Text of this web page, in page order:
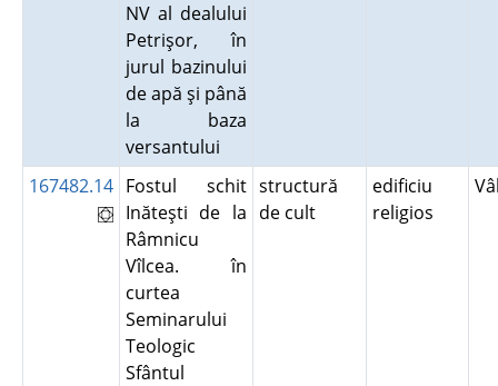
NV al dealului
Petrişor, în
jurul bazinului
de apă şi până
la baza
versantului
167482.14 Fostul schit
Inăteşti de la
Râmnicu
Vîlcea. în
curtea
Seminarului
Teologic
Sfântul
structură
de cult
edificiu
religios